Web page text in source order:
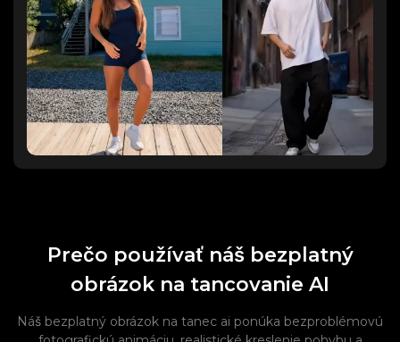
Prečo používať náš bezplatný
obrázok na tancovanie AI
Náš bezplatný obrázok na tanec ai ponúka bezproblémovú